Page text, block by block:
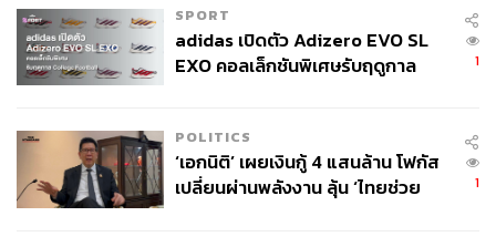
SPORT
adidas เปิดตัว Adizero EVO SL
EXO คอลเล็กชันพิเศษรับฤดูกาล
1
POLITICS
‘เอกนิติ’ เผยเงินกู้ 4 แสนล้าน โฟกัส
เปลี่ยนผ่านพลังงาน ลุ้น ‘ไทยช่วย
1